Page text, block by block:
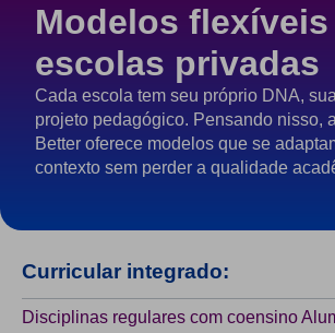
Modelos flexíveis
escolas privadas
Cada escola tem seu próprio DNA,
projeto pedagógico. Pensando nisso,
Better oferece modelos que se
contexto sem perder a qualidade
Curricular integrado:
Disciplinas regulares com coensino